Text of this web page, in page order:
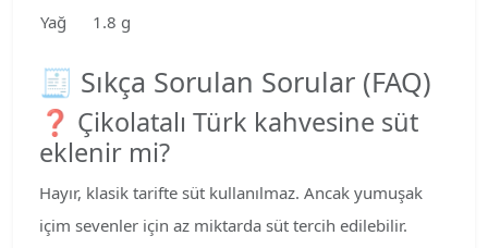
Yağ
1.8 g
🧾 Sıkça Sorulan Sorular (FAQ)
❓ Çikolatalı Türk kahvesine süt
eklenir mi?
Hayır, klasik tarifte süt kullanılmaz. Ancak yumuşak
içim sevenler için az miktarda süt tercih edilebilir.